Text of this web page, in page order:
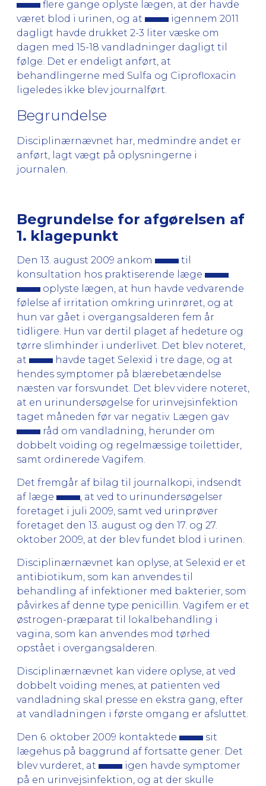
flere gange oplyste lægen, at der havde
været blod i urinen, og at
igennem 2011
dagligt havde drukket 2-3 liter væske om
dagen med 15-18 vandladninger dagligt til
følge. Det er endeligt anført, at
behandlingerne med Sulfa og Ciprofloxacin
ligeledes ikke blev journalført.
Begrundelse
Disciplinærnævnet har, medmindre andet er
anført, lagt vægt på oplysningerne i
journalen.
Begrundelse for afgørelsen af
1. klagepunkt
Den 13. august 2009 ankom
til
konsultation hos praktiserende læge
oplyste lægen, at hun havde vedvarende
følelse af irritation omkring urinrøret, og at
hun var gået i overgangsalderen fem år
tidligere. Hun var dertil plaget af hedeture og
tørre slimhinder i underlivet. Det blev noteret,
at
havde taget Selexid i tre dage, og at
hendes symptomer på blærebetændelse
næsten var forsvundet. Det blev videre noteret,
at en urinundersøgelse for urinvejsinfektion
taget måneden før var negativ. Lægen gav
råd om vandladning, herunder om
dobbelt voiding og regelmæssige toilettider,
samt ordinerede Vagifem.
Det fremgår af bilag til journalkopi, indsendt
af læge
, at ved to urinundersøgelser
foretaget i juli 2009, samt ved urinprøver
foretaget den 13. august og den 17. og 27.
oktober 2009, at der blev fundet blod i urinen.
Disciplinærnævnet kan oplyse, at Selexid er et
antibiotikum, som kan anvendes til
behandling af infektioner med bakterier, som
påvirkes af denne type penicillin. Vagifem er et
østrogen-præparat til lokalbehandling i
vagina, som kan anvendes mod tørhed
opstået i overgangsalderen.
Disciplinærnævnet kan videre oplyse, at ved
dobbelt voiding menes, at patienten ved
vandladning skal presse en ekstra gang, efter
at vandladningen i første omgang er afsluttet.
Den 6. oktober 2009 kontaktede
sit
lægehus på baggrund af fortsatte gener. Det
blev vurderet, at
igen havde symptomer
på en urinvejsinfektion, og at der skulle